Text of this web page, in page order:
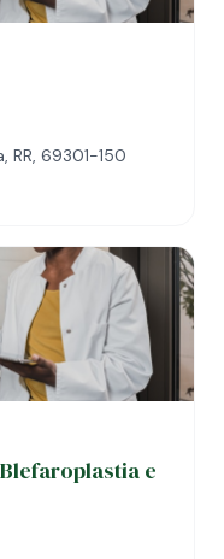
RR, 69301-150
e